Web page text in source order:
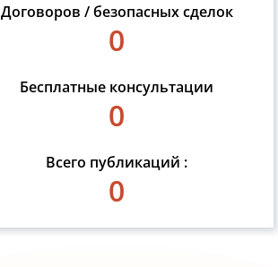
Договоров / безопасных сделок
0
Бесплатные консультации
0
Всего публикаций :
0